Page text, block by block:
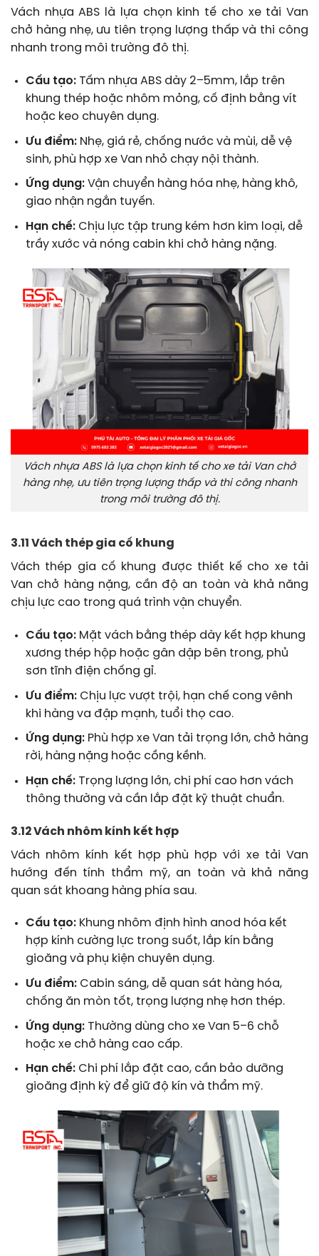
Vách nhựa ABS là lựa chọn kinh tế cho xe tải Van
chở hàng nhẹ, ưu tiên trọng lượng thấp và thi công
nhanh trong môi trường đô thị.
Cấu tạo:Tấm nhựa ABS dày 2–5mm, lắp trên
khung thép hoặc nhôm mỏng, cố định bằng vít
hoặc keo chuyên dụng.
Ưu điểm:Nhẹ, giá rẻ, chống nước và mùi, dễ vệ
sinh, phù hợp xe Van nhỏ chạy nội thành.
Ứng dụng:Vận chuyển hàng hóa nhẹ, hàng khô,
giao nhận ngắn tuyến.
Hạn chế:Chịu lực tập trung kém hơn kim loại, dễ
trầy xước và nóng cabin khi chở hàng nặng.
Vách nhựa ABS là lựa chọn kinh tế cho xe tải Van chở
hàng nhẹ, ưu tiên trọng lượng thấp và thi công nhanh
trong môi trường đô thị.
3.11 Vách thép gia cố khung
Vách thép gia cố khung được thiết kế cho xe tải
Van chở hàng nặng, cần độ an toàn và khả năng
chịu lực cao trong quá trình vận chuyển.
Cấu tạo:Mặt vách bằng thép dày kết hợp khung
xương thép hộp hoặc gân dập bên trong, phủ
sơn tĩnh điện chống gỉ.
Ưu điểm:Chịu lực vượt trội, hạn chế cong vênh
khi hàng va đập mạnh, tuổi thọ cao.
Ứng dụng:Phù hợp xe Van tải trọng lớn, chở hàng
rời, hàng nặng hoặc cồng kềnh.
Hạn chế:Trọng lượng lớn, chi phí cao hơn vách
thông thường và cần lắp đặt kỹ thuật chuẩn.
3.12 Vách nhôm kính kết hợp
Vách nhôm kính kết hợp phù hợp với xe tải Van
hướng đến tính thẩm mỹ, an toàn và khả năng
quan sát khoang hàng phía sau.
Cấu tạo:Khung nhôm định hình anod hóa kết
hợp kính cường lực trong suốt, lắp kín bằng
gioăng và phụ kiện chuyên dụng.
Ưu điểm:Cabin sáng, dễ quan sát hàng hóa,
chống ăn mòn tốt, trọng lượng nhẹ hơn thép.
Ứng dụng:Thường dùng cho xe Van 5–6 chỗ
hoặc xe chở hàng cao cấp.
Hạn chế:Chi phí lắp đặt cao, cần bảo dưỡng
gioăng định kỳ để giữ độ kín và thẩm mỹ.